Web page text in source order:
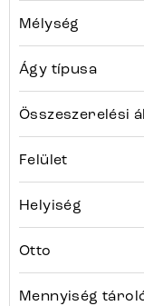
Mélység
Ágy típusa
Összeszerelési
Felület
Helyiség
Otto
Mennyiség